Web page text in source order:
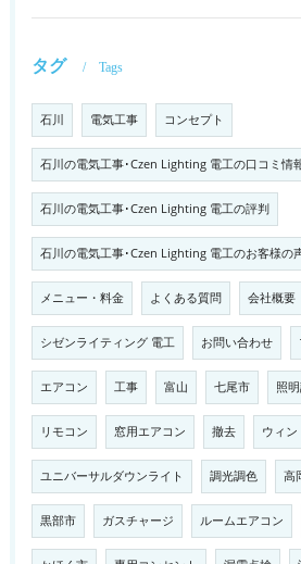
タグ Tags
石川 電気工事 コンセプト
石川の電気工事･Czen Lighting 電工の口コミ情
石川の電気工事･Czen Lighting 電工の評判
石川の電気工事･Czen Lighting 電工のお客様の
メニュー・料金 よくある質問 会社概要
シゼンライティング 電工 お問い合わせ
エアコン 工事 富山 七尾市 照
リモコン 窓用エアコン 撤去 ウィン
ユニバーサルダウンライト 調光調色 高
黒部市 ガスチャージ ルームエアコン